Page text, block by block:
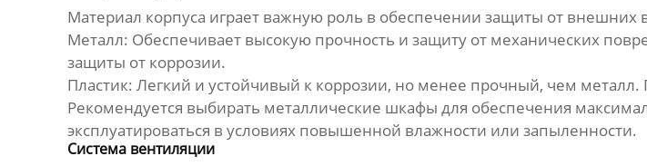
Материал корпуса играет важную роль в обеспечении защиты от
Металл: Обеспечивает высокую прочность и защиту от механических
защиты от коррозии.
Пластик: Легкий и устойчивый к коррозии, но менее прочный, чем
Рекомендуется выбирать металлические шкафы для обеспечения
эксплуатироваться в условиях повышенной влажности или запыленности.
Система вентиляции